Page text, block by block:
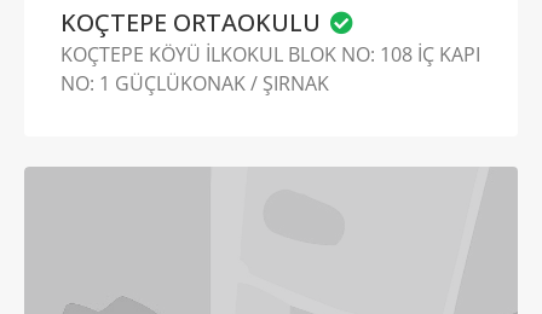
KOÇTEPE ORTAOKULU
KOÇTEPE KÖYÜ İLKOKUL BLOK NO: 108 İÇ KAPI
NO: 1 GÜÇLÜKONAK / ŞIRNAK